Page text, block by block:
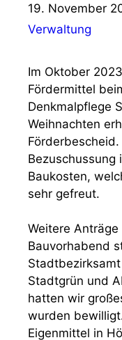
19. November
Verwaltung
Im Oktober
Fördermittel
Denkmalpflege
Weihnachten
Bezuschussung
Baukosten,
sehr gefreut.
Weitere
Bauvorhabend
Stadtgrün und
hatten wir
wurden
Eigenmittel in